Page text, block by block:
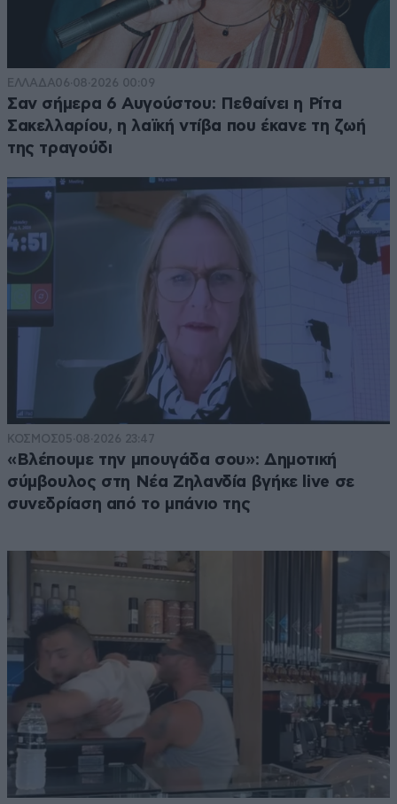
ΕΛΛΑΔΑ06·08·2026 00:09
Σαν σήμερα 6 Αυγούστου: Πεθαίνει η Ρίτα
Σακελλαρίου, η λαϊκή ντίβα που έκανε τη ζωή
της τραγούδι
ΚΟΣΜΟΣ05·08·2026 23:47
«Βλέπουμε την μπουγάδα σου»: Δημοτική
σύμβουλος στη Νέα Ζηλανδία βγήκε live σε
συνεδρίαση από το μπάνιο της